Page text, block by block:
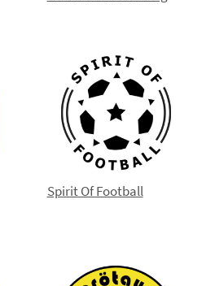
Spirit Of Football